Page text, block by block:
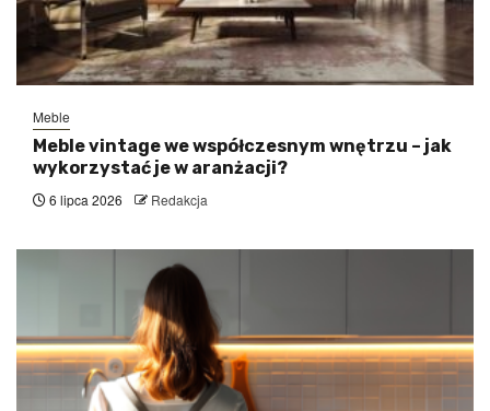
Meble
Meble vintage we współczesnym wnętrzu – jak
wykorzystać je w aranżacji?
6 lipca 2026 Redakcja